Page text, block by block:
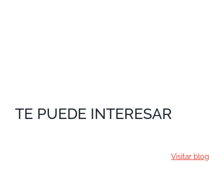
TE PUEDE INTERESAR
Visitar blog